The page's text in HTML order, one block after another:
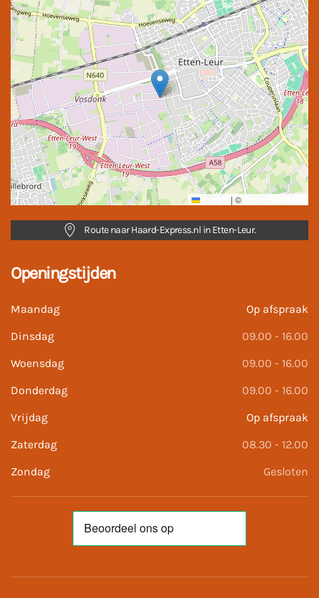
| ©
Route naar Haard-Express.nl in Etten-Leur.
Openingstijden
Maandag
Op afspraak
Dinsdag
09.00 - 16.00
Woensdag
09.00 - 16.00
Donderdag
09.00 - 16.00
Vrijdag
Op afspraak
Zaterdag
08.30 - 12.00
Zondag
Gesloten